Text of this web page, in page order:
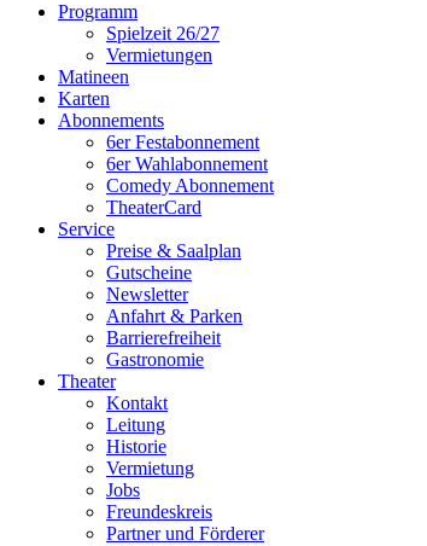
Programm
Spielzeit 26/27
Vermietungen
Matineen
Karten
Abonnements
6er Festabonnement
6er Wahlabonnement
Comedy Abonnement
TheaterCard
Service
Preise & Saalplan
Gutscheine
Newsletter
Anfahrt & Parken
Barrierefreiheit
Gastronomie
Theater
Kontakt
Leitung
Historie
Vermietung
Jobs
Freundeskreis
Partner und Förderer